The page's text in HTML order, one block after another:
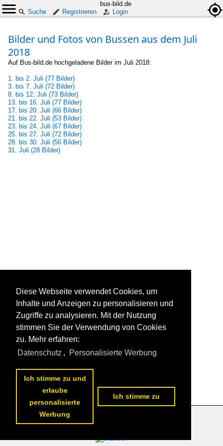
bus-bild.de
Suche
Registrieren Login
Bilder und Fotos von Bussen aus dem Juli
2018
Auf Bus-bild.de hochgeladene Bilder im Juli 2018:
1. bis 2. Juli (77 Bilder)
3. bis 7. Juli (72 Bilder)
8. bis 12. Juli (73 Bilder)
13. bis 16. Juli (77 Bilder)
17. bis 20. Juli (66 Bilder)
21. bis 22. Juli (53 Bilder)
23. bis 24. Juli (67 Bilder)
25. bis 27. Juli (72 Bilder)
28. bis 30. Juli (56 Bilder)
31. Juli (28 Bilder)
Datenschutzerklärung
Diese Webseite verwendet Cookies, um
Inhalte und Anzeigen zu personalisieren und
Zugriffe zu analysieren. Mit der Nutzung
stimmen Sie der Verwendung von Cookies
zu. Mehr erfahren:
Datenschutz , Personalisierte Werbung
Ich stimme zu und
erlaube
personalisierte
Werbung
Ich stimme zu